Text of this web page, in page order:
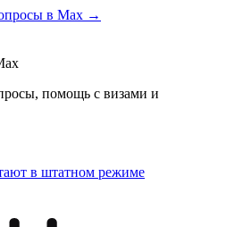
в Max →
помощь с визами и
в штатном режиме